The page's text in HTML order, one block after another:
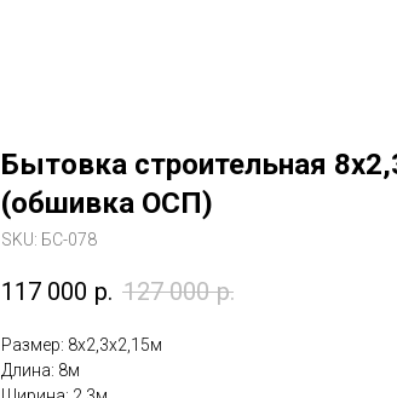
Бытовка строительная
(обшивка ОСП)
SKU: БС-078
117 000 р. 127 000 р.
Размер: 8х2,3х2,15м
Длина: 8м